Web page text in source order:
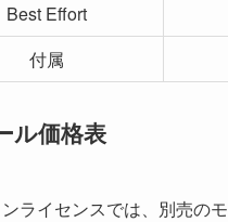
Best Effort
付属
ル価格表
ライセンスでは、別売の